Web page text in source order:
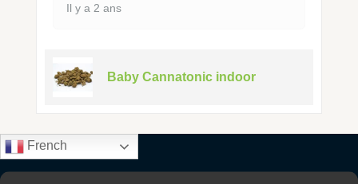
Il y a 2 ans
Baby Cannatonic indoor
French